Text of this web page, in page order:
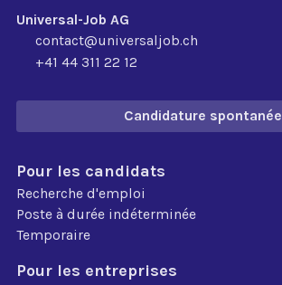
Universal-Job AG
contact@universaljob.ch
+41 44 311 22 12
Candidature spontanée
Pour les candidats
Recherche d'emploi
Poste à durée indéterminée
Temporaire
Pour les entreprises